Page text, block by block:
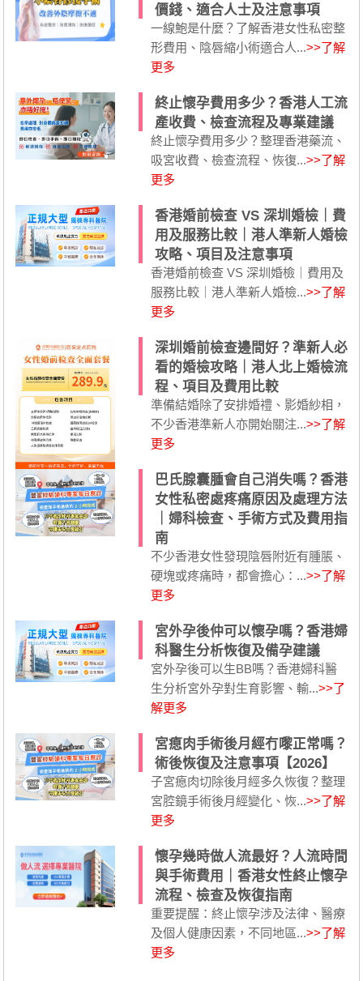
價錢、適合人士及注意事項
一線鮑是什麼？了解香港女性私密整
形費用、陰唇縮小術適合人...>>了解
更多
終止懷孕費用多少？香港人工流
產收費、檢查流程及專業建議
終止懷孕費用多少？整理香港藥流、
吸宮收費、檢查流程、恢復...>>了解
更多
香港婚前檢查 VS 深圳婚檢｜費
用及服務比較｜港人準新人婚檢
攻略、項目及注意事項
香港婚前檢查 VS 深圳婚檢｜費用及
服務比較｜港人準新人婚檢...>>了解
更多
深圳婚前檢查邊間好？準新人必
看的婚檢攻略｜港人北上婚檢流
程、項目及費用比較
準備結婚除了安排婚禮、影婚紗相，
不少香港準新人亦開始關注...>>了解
更多
巴氏腺囊腫會自己消失嗎？香港
女性私密處疼痛原因及處理方法
｜婦科檢查、手術方式及費用指
南
不少香港女性發現陰唇附近有腫脹、
硬塊或疼痛時，都會擔心：...>>了解
更多
宮外孕後仲可以懷孕嗎？香港婦
科醫生分析恢復及備孕建議
宮外孕後可以生BB嗎？香港婦科醫
生分析宮外孕對生育影響、輸...>>了
解更多
宮瘜肉手術後月經冇嚟正常嗎？
術後恢復及注意事項【2026】
子宮瘜肉切除後月經多久恢復？整理
宮腔鏡手術後月經變化、恢...>>了解
更多
懷孕幾時做人流最好？人流時間
與手術費用｜香港女性終止懷孕
流程、檢查及恢復指南
重要提醒：終止懷孕涉及法律、醫療
及個人健康因素，不同地區...>>了解
更多